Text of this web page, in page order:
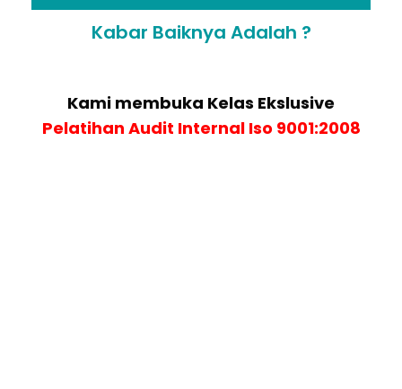
Kabar Baiknya Adalah ?
Kami membuka Kelas Ekslusive
Pelatihan Audit Internal Iso 9001:2008